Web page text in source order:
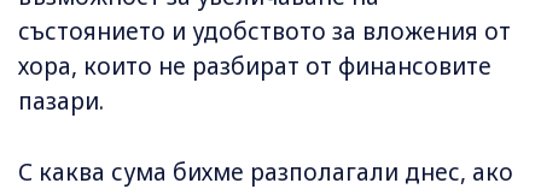
състоянието и удобството за вложения от
хора, които не разбират от финансовите
пазари.
С каква сума бихме разполагали днес, ако